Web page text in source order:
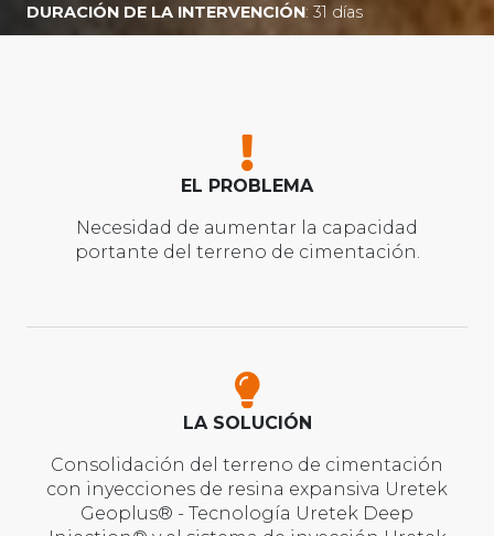
DURACIÓN DE LA INTERVENCIÓN: 31 días
EL PROBLEMA
Necesidad de aumentar la capacidad
portante del terreno de cimentación.
LA SOLUCIÓN
Consolidación del terreno de cimentación
con inyecciones de resina expansiva Uretek
Geoplus® - Tecnología Uretek Deep